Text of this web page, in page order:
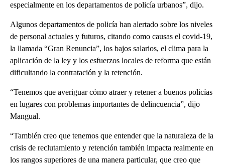
especialmente en los departamentos de policía urbanos”, dijo.
Algunos departamentos de policía han alertado sobre los niveles
de personal actuales y futuros, citando como causas el covid-19,
la llamada “Gran Renuncia”, los bajos salarios, el clima para la
aplicación de la ley y los esfuerzos locales de reforma que están
dificultando la contratación y la retención.
“Tenemos que averiguar cómo atraer y retener a buenos policías
en lugares con problemas importantes de delincuencia”, dijo
Mangual.
“También creo que tenemos que entender que la naturaleza de la
crisis de reclutamiento y retención también impacta realmente en
los rangos superiores de una manera particular, que creo que